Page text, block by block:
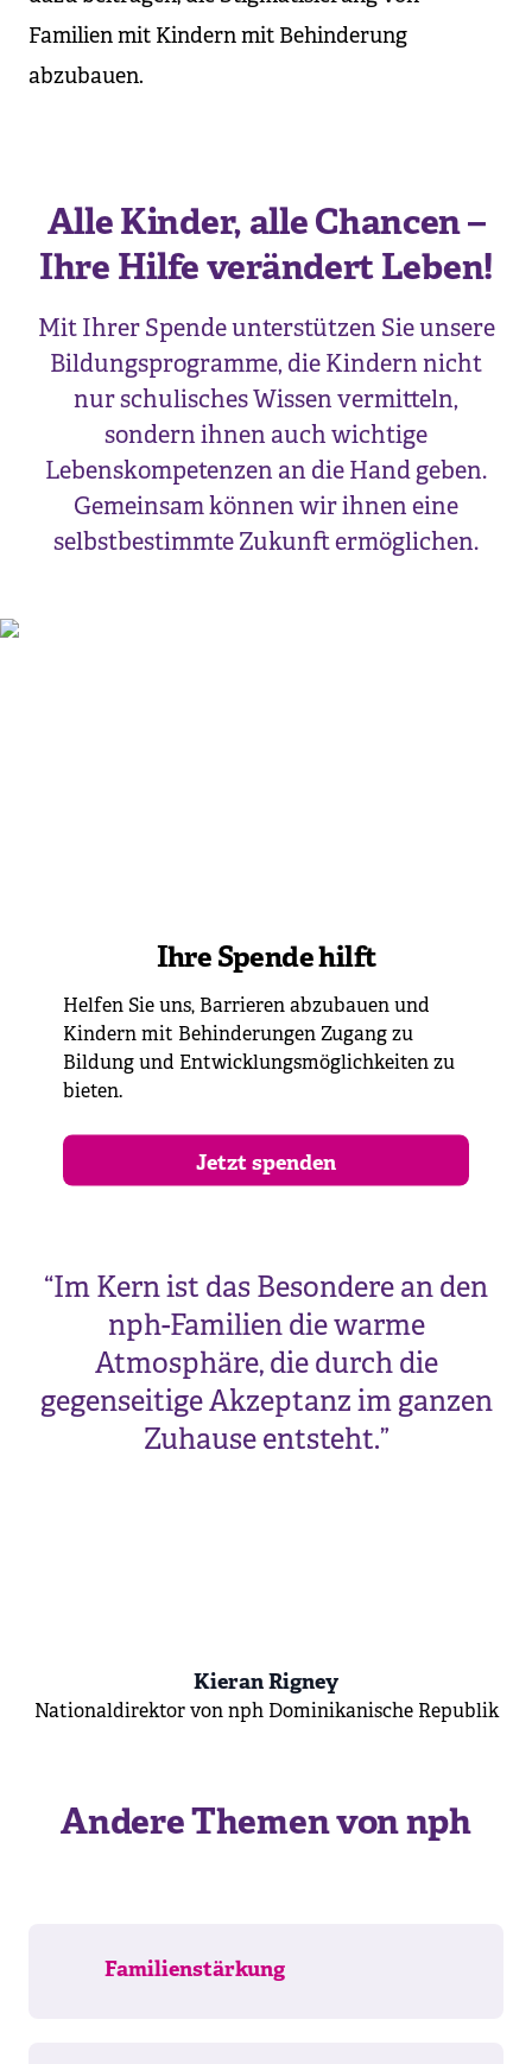
Familien mit Kindern mit Behinderung
abzubauen.
Alle Kinder, alle Chancen –
Ihre Hilfe verändert Leben!
Mit Ihrer Spende unterstützen Sie unsere
Bildungsprogramme, die Kindern nicht
nur schulisches Wissen vermitteln,
sondern ihnen auch wichtige
Lebenskompetenzen an die Hand geben.
Gemeinsam können wir ihnen eine
selbstbestimmte Zukunft ermöglichen.
Ihre Spende hilft
Helfen Sie uns, Barrieren abzubauen und
Kindern mit Behinderungen Zugang zu
Bildung und Entwicklungsmöglichkeiten zu
bieten.
Jetzt spenden
“Im Kern ist das Besondere an den
nph-Familien die warme
Atmosphäre, die durch die
gegenseitige Akzeptanz im ganzen
Zuhause entsteht.”
KieranRigney
Nationaldirektor von nph Dominikanische Republik
Andere Themen von nph
Familienstärkung